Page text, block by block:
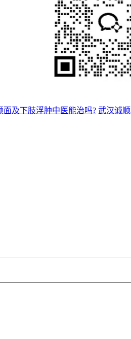
及下肢浮肿中医能治吗? 武汉诚